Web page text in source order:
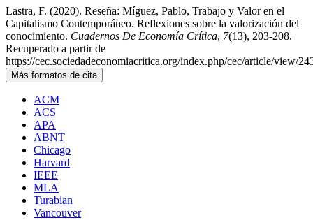
Lastra, F. (2020). Reseña: Míguez, Pablo, Trabajo y Valor en el
Capitalismo Contemporáneo. Reflexiones sobre la valorización del
conocimiento. Cuadernos De Economía Crítica, 7(13), 203-208.
Recuperado a partir de
https://cec.sociedadeconomiacritica.org/index.php/cec/article/view/
Más formatos de cita
ACM
ACS
APA
ABNT
Chicago
Harvard
IEEE
MLA
Turabian
Vancouver